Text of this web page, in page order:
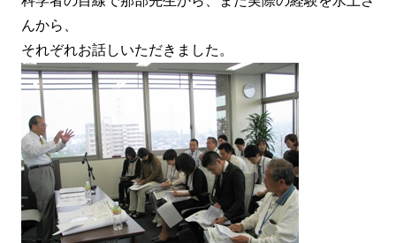
んから、
それぞれお話しいただきました。